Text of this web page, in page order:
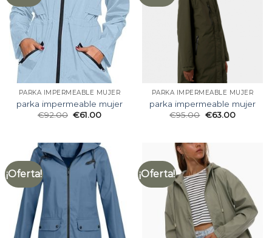
PARKA IMPERMEABLE MUJER
parka impermeable mujer
€92.00 €61.00
PARKA IMPERMEABLE MUJER
parka impermeable mujer
€95.00 €63.00
¡Oferta! ¡Oferta!